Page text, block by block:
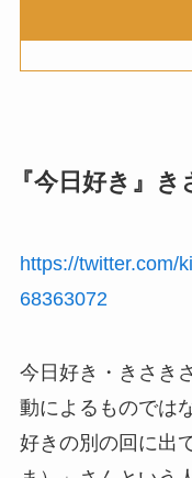
『今日好き』
https://twitter.com/
68363072
今日好き・きさき
動によるものでは
好きの別の回に出